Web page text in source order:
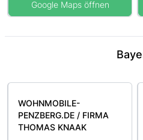
Google Maps öffnen
WOHNMOBILE-
PENZBERG.DE / FIRMA
THOMAS KNAAK